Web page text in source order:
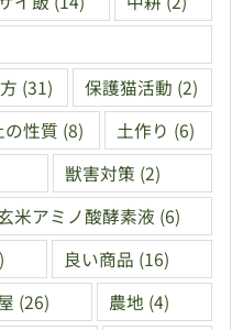
(31) 保護猫活動 (2)
の性質 (8) 土作り (6)
獣害対策 (2)
米アミノ酸酵素液 (6)
良い商品 (16)
(26) 農地 (4)